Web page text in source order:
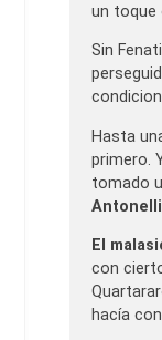
un toque
Sin
Hasta
primero.
tomado
El
con
hacía